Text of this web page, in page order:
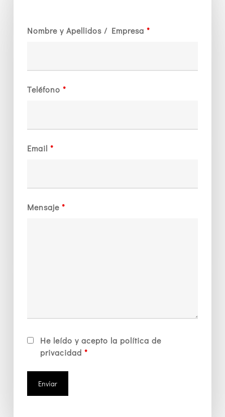
Nombre y Apellidos / Empresa *
Teléfono *
Email *
Mensaje *
He leído y acepto la política de
privacidad *